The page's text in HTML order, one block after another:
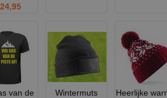
van de
Wintermuts
Heerlijke